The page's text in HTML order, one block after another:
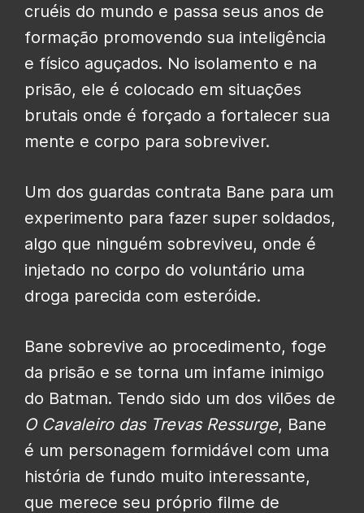
cruéis do mundo e passa seus anos de
formação promovendo sua inteligência
e físico aguçados. No isolamento e na
prisão, ele é colocado em situações
brutais onde é forçado a fortalecer sua
mente e corpo para sobreviver.
Um dos guardas contrata Bane para um
experimento para fazer super soldados,
algo que ninguém sobreviveu, onde é
injetado no corpo do voluntário uma
droga parecida com esteróide.
Bane sobrevive ao procedimento, foge
da prisão e se torna um infame inimigo
do Batman. Tendo sido um dos vilões de
O Cavaleiro das Trevas Ressurge, Bane
é um personagem formidável com uma
história de fundo muito interessante,
que merece seu próprio filme de